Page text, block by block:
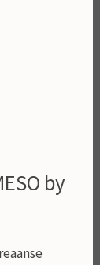
OXIDE,
CI
by